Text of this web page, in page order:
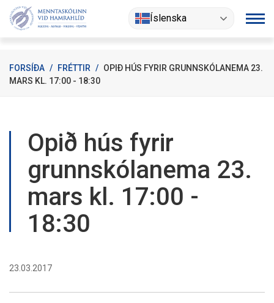
Fara
Íslenska
FORSÍÐA / FRÉTTIR / OPIÐ HÚS FYRIR GRUNNSKÓLANEMA 23.
MARS KL. 17:00 - 18:30
Opið hús fyrir
grunnskólanema 23.
mars kl. 17:00 -
18:30
23.03.2017